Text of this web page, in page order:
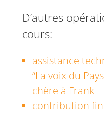
D’autres
cours:
assistance
“La voix du
chère à Frank
contribution